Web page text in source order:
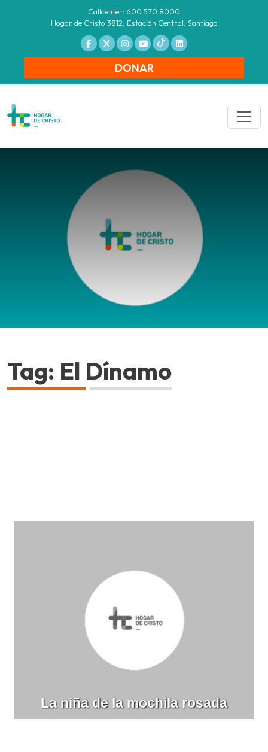
Callcenter: 600 570 8000
Hogar de Cristo 3812, Estación Central, Santiago
DONAR
Tag: El Dínamo
La niña de la mochila rosada